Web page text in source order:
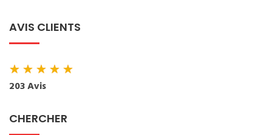
AVIS CLIENTS
★★★★★
203 Avis
CHERCHER